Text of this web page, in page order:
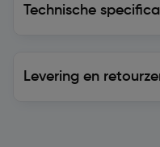
Technische
Levering en